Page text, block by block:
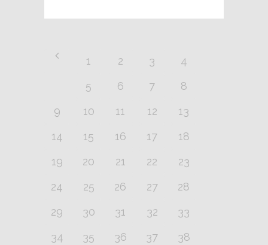
1 2 3
4
5
6 7
8
9
10 11 12
13
14
15 16 17
18
19
20 21 22
23
24
25 26 27
28
29
30 31 32
33
34
35 36 37
38